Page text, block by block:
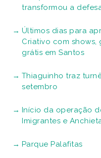
transformou a
Últimos dias para
Criativo com
grátis em Santos
Thiaguinho traz
setembro
Início da operação
Imigrantes e
Parque Palafitas